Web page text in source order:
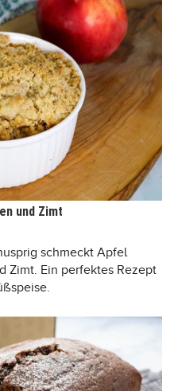
und Zimt
schmeckt Apfel
Zimt. Ein perfektes Rezept